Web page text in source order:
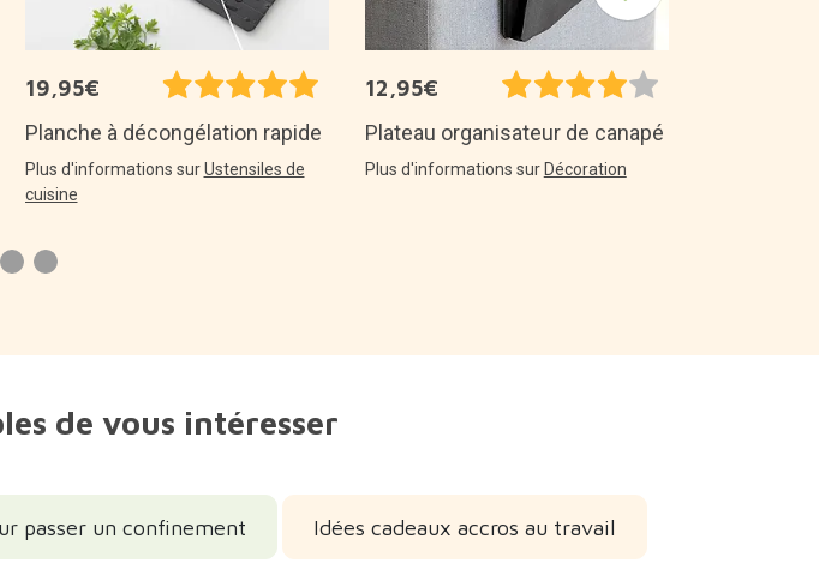
19,95€
Planche à décongélation rapide
Plus d'informations surUstensiles de
cuisine
12,95€
Plateau organisateur de canapé
Plus d'informations sur Décoration
de vous intéresser
passer un confinement Idées cadeaux accros au travail